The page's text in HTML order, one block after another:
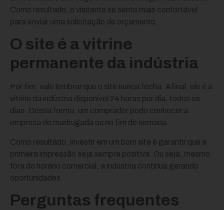
Como resultado, o visitante se sente mais confortável
para enviar uma solicitação de orçamento.
O site é a vitrine
permanente da indústria
Por fim, vale lembrar que o site nunca fecha. Afinal, ele é a
vitrine da indústria disponível 24 horas por dia, todos os
dias. Dessa forma, um comprador pode conhecer a
empresa de madrugada ou no fim de semana.
Como resultado, investir em um bom site é garantir que a
primeira impressão seja sempre positiva. Ou seja, mesmo
fora do horário comercial, a indústria continua gerando
oportunidades.
Perguntas frequentes